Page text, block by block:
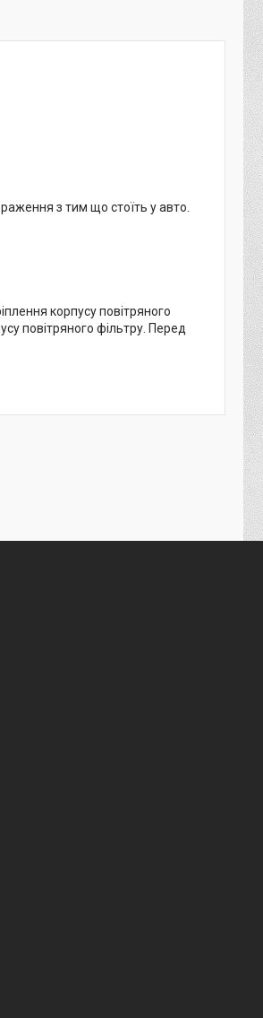
з тим що стоїть у авто.
корпусу повітряного
повітряного фільтру. Перед